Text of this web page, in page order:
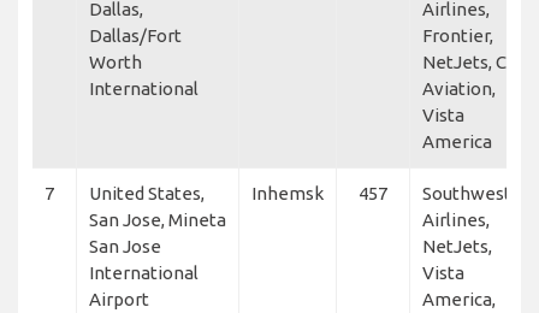
Dallas,
Dallas/Fort
Worth
International
Airlines,
Frontier,
NetJets, CTP
Aviation,
Vista
America
7
United States,
San Jose, Mineta
San Jose
International
Airport
Inhemsk 457
Southwest
Airlines,
NetJets,
Vista
America,